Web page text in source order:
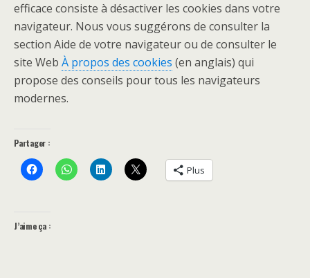
efficace consiste à désactiver les cookies dans votre
navigateur. Nous vous suggérons de consulter la
section Aide de votre navigateur ou de consulter le
site Web À propos des cookies (en anglais) qui
propose des conseils pour tous les navigateurs
modernes.
Partager :
Plus
J’aime ça :